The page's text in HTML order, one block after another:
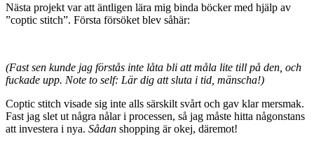
Nästa projekt var att äntligen lära mig binda böcker med hjälp av
”coptic stitch”. Första försöket blev såhär:
(Fast sen kunde jag förstås inte låta bli att måla lite till på den, och
fuckade upp. Note to self: Lär dig att sluta i tid, mänscha!)
Coptic stitch visade sig inte alls särskilt svårt och gav klar mersmak.
Fast jag slet ut några nålar i processen, så jag måste hitta någonstans
att investera i nya. Sådan shopping är okej, däremot!